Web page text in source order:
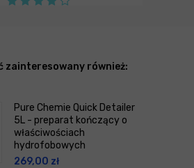
zainteresowany również:
Pure Chemie Quick Detailer
5L - preparat kończący o
właściwościach
hydrofobowych
269,00 zł